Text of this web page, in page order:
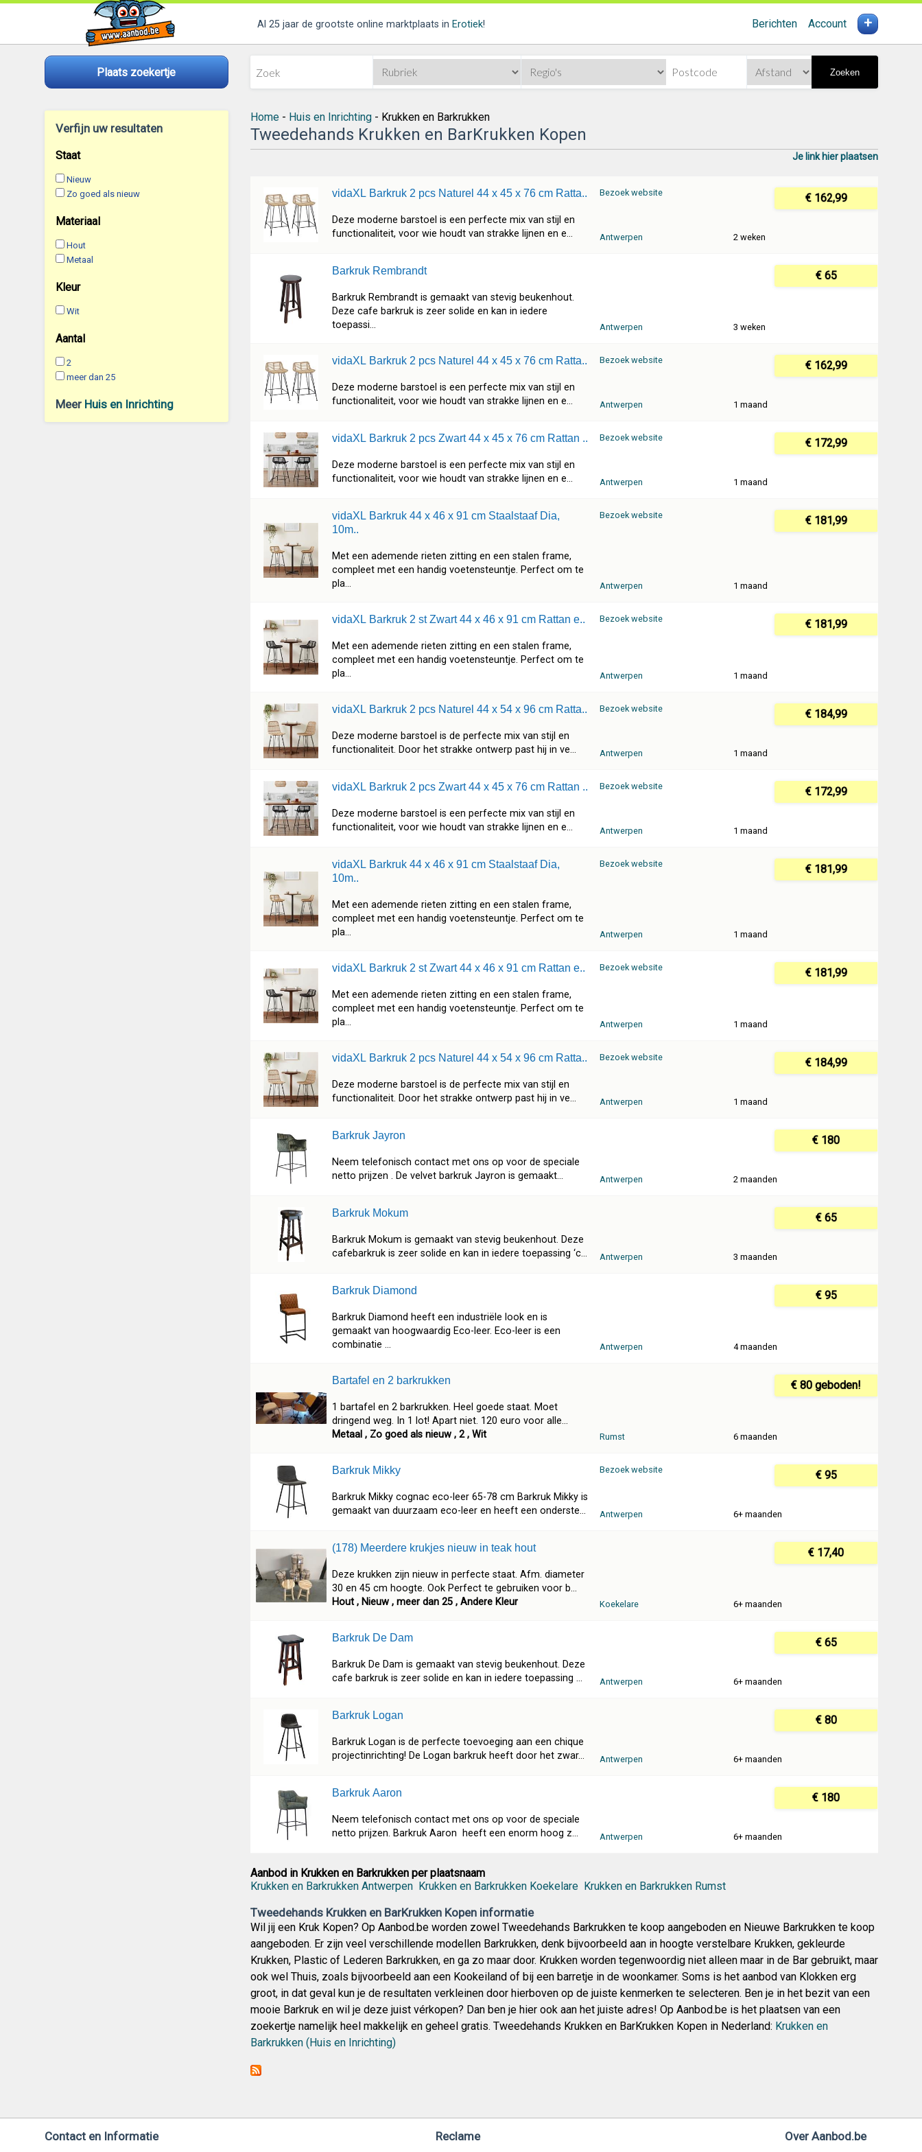
Al 25 jaar de grootste online marktplaats in Erotiek! Berichten Account +
Plaats zoekertje Zoeken
Verfijn uw resultaten
Staat
Nieuw
Zo goed als nieuw
Materiaal
Hout
Metaal
Kleur
Wit
Aantal
2
meer dan 25
Meer Huis en Inrichting
Home- Huis en Inrichting- Krukken en Barkrukken
Tweedehands Krukken en BarKrukken Kopen
Je link hier plaatsen
vidaXL Barkruk 2 pcs Naturel 44 x 45 x 76 cm Ratta..
Deze moderne barstoel is een perfecte mix van stijl en
functionaliteit, voor wie houdt van strakke lijnen en e...
Bezoek website € 162,99
Antwerpen 2 weken
Barkruk Rembrandt
Barkruk Rembrandt is gemaakt van stevig beukenhout.
Deze cafe barkruk is zeer solide en kan in iedere
toepassi...
€ 65
Antwerpen 3 weken
vidaXL Barkruk 2 pcs Naturel 44 x 45 x 76 cm Ratta..
Deze moderne barstoel is een perfecte mix van stijl en
functionaliteit, voor wie houdt van strakke lijnen en e...
Bezoek website € 162,99
Antwerpen 1 maand
vidaXL Barkruk 2 pcs Zwart 44 x 45 x 76 cm Rattan ..
Deze moderne barstoel is een perfecte mix van stijl en
functionaliteit, voor wie houdt van strakke lijnen en e...
Bezoek website € 172,99
Antwerpen 1 maand
vidaXL Barkruk 44 x 46 x 91 cm Staalstaaf Dia,
10m..
Met een ademende rieten zitting en een stalen frame,
compleet met een handig voetensteuntje. Perfect om te
pla...
Bezoek website € 181,99
Antwerpen 1 maand
vidaXL Barkruk 2 st Zwart 44 x 46 x 91 cm Rattan e..
Met een ademende rieten zitting en een stalen frame,
compleet met een handig voetensteuntje. Perfect om te
pla...
Bezoek website € 181,99
Antwerpen 1 maand
vidaXL Barkruk 2 pcs Naturel 44 x 54 x 96 cm Ratta..
Deze moderne barstoel is de perfecte mix van stijl en
functionaliteit. Door het strakke ontwerp past hij in ve...
Bezoek website € 184,99
Antwerpen 1 maand
vidaXL Barkruk 2 pcs Zwart 44 x 45 x 76 cm Rattan ..
Deze moderne barstoel is een perfecte mix van stijl en
functionaliteit, voor wie houdt van strakke lijnen en e...
Bezoek website € 172,99
Antwerpen 1 maand
vidaXL Barkruk 44 x 46 x 91 cm Staalstaaf Dia,
10m..
Met een ademende rieten zitting en een stalen frame,
compleet met een handig voetensteuntje. Perfect om te
pla...
Bezoek website € 181,99
Antwerpen 1 maand
vidaXL Barkruk 2 st Zwart 44 x 46 x 91 cm Rattan e..
Met een ademende rieten zitting en een stalen frame,
compleet met een handig voetensteuntje. Perfect om te
pla...
Bezoek website € 181,99
Antwerpen 1 maand
vidaXL Barkruk 2 pcs Naturel 44 x 54 x 96 cm Ratta..
Deze moderne barstoel is de perfecte mix van stijl en
functionaliteit. Door het strakke ontwerp past hij in ve...
Bezoek website € 184,99
Antwerpen 1 maand
Barkruk Jayron
Neem telefonisch contact met ons op voor de speciale
netto prijzen . De velvet barkruk Jayron is gemaakt...
€ 180
Antwerpen 2 maanden
Barkruk Mokum
Barkruk Mokum is gemaakt van stevig beukenhout. Deze
cafebarkruk is zeer solide en kan in iedere toepassing ‘c...
€ 65
Antwerpen 3 maanden
Barkruk Diamond
Barkruk Diamond heeft een industriële look en is
gemaakt van hoogwaardig Eco-leer. Eco-leer is een
combinatie ...
€ 95
Antwerpen 4 maanden
Bartafel en 2 barkrukken
1 bartafel en 2 barkrukken. Heel goede staat. Moet
dringend weg. In 1 lot! Apart niet. 120 euro voor alle...
Metaal , Zo goed als nieuw , 2 , Wit
€ 80 geboden!
Rumst 6 maanden
Barkruk Mikky
Barkruk Mikky cognac eco-leer 65-78 cm Barkruk Mikky is
gemaakt van duurzaam eco-leer en heeft een onderste...
Bezoek website € 95
Antwerpen 6+ maanden
(178) Meerdere krukjes nieuw in teak hout
Deze krukken zijn nieuw in perfecte staat. Afm. diameter
30 en 45 cm hoogte. Ook Perfect te gebruiken voor b...
Hout , Nieuw , meer dan 25 , Andere Kleur
€ 17,40
Koekelare 6+ maanden
Barkruk De Dam
Barkruk De Dam is gemaakt van stevig beukenhout. Deze
cafe barkruk is zeer solide en kan in iedere toepassing ...
€ 65
Antwerpen 6+ maanden
Barkruk Logan
Barkruk Logan is de perfecte toevoeging aan een chique
projectinrichting! De Logan barkruk heeft door het zwar...
€ 80
Antwerpen 6+ maanden
Barkruk Aaron
Neem telefonisch contact met ons op voor de speciale
netto prijzen. Barkruk Aaron heeft een enorm hoog z...
€ 180
Antwerpen 6+ maanden
Aanbod in Krukken en Barkrukken per plaatsnaam
Krukken en Barkrukken Antwerpen Krukken en Barkrukken Koekelare Krukken en Barkrukken Rumst
Tweedehands Krukken en BarKrukken Kopen informatie
Wil jij een Kruk Kopen? Op Aanbod.be worden zowel Tweedehands Barkrukken te koop aangeboden en Nieuwe Barkrukken te koop
aangeboden. Er zijn veel verschillende modellen Barkrukken, denk bijvoorbeeld aan in hoogte verstelbare Krukken, gekleurde
Krukken, Plastic of Lederen Barkrukken, en ga zo maar door. Krukken worden tegenwoordig niet alleen maar in de Bar gebruikt, maar
ook wel Thuis, zoals bijvoorbeeld aan een Kookeiland of bij een barretje in de woonkamer. Soms is het aanbod van Klokken erg
groot, in dat geval kun je de resultaten verkleinen door hierboven op de juiste kenmerken te selecteren. Ben je in het bezit van een
mooie Barkruk en wil je deze juist vérkopen? Dan ben je hier ook aan het juiste adres! Op Aanbod.be is het plaatsen van een
zoekertje namelijk heel makkelijk en geheel gratis. Tweedehands Krukken en BarKrukken Kopen in Nederland: Krukken en
Barkrukken (Huis en Inrichting)
Contact en Informatie Reclame Over Aanbod.be